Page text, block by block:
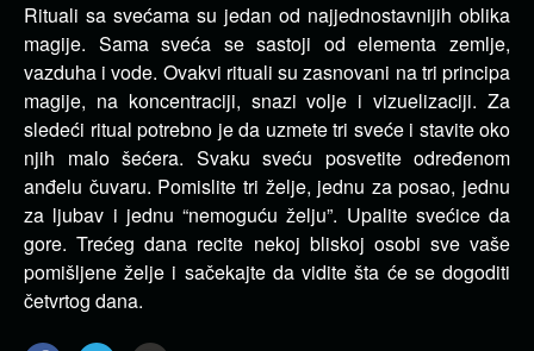
Rituali sa svećama su jedan od najjednostavnijih oblika
magije. Sama sveća se sastoji od elementa zemlje,
vazduha i vode. Ovakvi rituali su zasnovani na tri principa
magije, na koncentraciji, snazi volje i vizuelizaciji. Za
sledeći ritual potrebno je da uzmete tri sveće i stavite oko
njih malo šećera. Svaku sveću posvetite određenom
anđelu čuvaru. Pomislite tri želje, jednu za posao, jednu
za ljubav i jednu “nemoguću želju”. Upalite svećice da
gore. Trećeg dana recite nekoj bliskoj osobi sve vaše
pomišljene želje i sačekajte da vidite šta će se dogoditi
četvrtog dana.